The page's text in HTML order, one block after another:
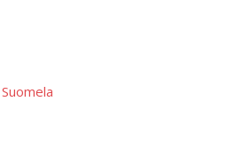
Suomela